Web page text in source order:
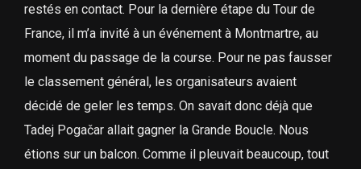
restés en contact. Pour la dernière étape du Tour de
France, il m’a invité à un événement à Montmartre, au
moment du passage de la course. Pour ne pas fausser
le classement général, les organisateurs avaient
décidé de geler les temps. On savait donc déjà que
Tadej Pogačar allait gagner la Grande Boucle. Nous
étions sur un balcon. Comme il pleuvait beaucoup, tout